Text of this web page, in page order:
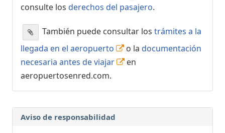
consulte los derechos del pasajero.
También puede consultar los trámites a la
llegada en el aeropuerto
o la documentación
necesaria antes de viajar
en
aeropuertosenred.com.
Aviso de responsabilidad